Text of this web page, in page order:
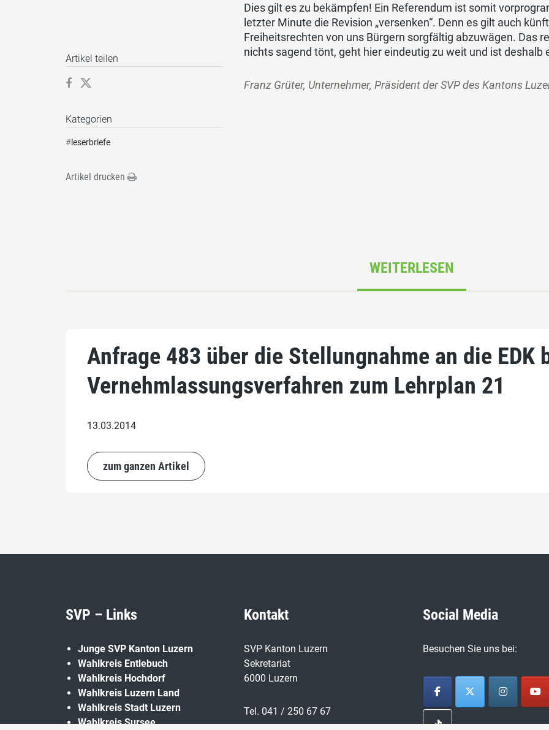
Dies gilt es zu bekämpfen! Ein Referendum ist somit
letzter Minute die Revision „versenken“. Denn es gilt auch
Freiheitsrechten von uns Bürgern sorgfältig abzuwägen. Das
nichts sagend tönt, geht hier eindeutig zu weit und ist deshalb
Franz Grüter, Unternehmer, Präsident der SVP des Kantons
Artikel teilen
Kategorien
#leserbriefe
Artikel drucken
WEITERLESEN
Anfrage 483 über die Stellungnahme an die EDK
Vernehmlassungsverfahren zum Lehrplan 21
13.03.2014
zum ganzen Artikel
SVP – Links
Junge SVP Kanton Luzern
Wahlkreis Entlebuch
Wahlkreis Hochdorf
Wahlkreis Luzern Land
Wahlkreis Stadt Luzern
Wahlkreis Sursee
Kontakt
SVP Kanton Luzern
Sekretariat
6000 Luzern
Tel. 041 / 250 67 67
Social Media
Besuchen Sie uns bei: